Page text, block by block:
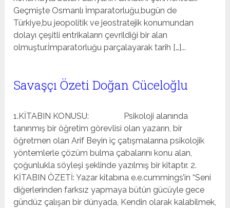
Geçmişte Osmanlı İmparatorluğu,bugün de
Türkiye,bu jeopolitik ve jeostratejik konumundan
dolayı çeşitli entrikaların çevrildiği bir alan
olmuştur.İmparatorluğu parçalayarak tarih […]...
Savaşçı Özeti Doğan Cüceloğlu
1.KİTABIN KONUSU: Psikoloji alanında
tanınmış bir öğretim görevlisi olan yazarın, bir
öğretmen olan Arif Beyin iç çatışmalarına psikolojik
yöntemlerle çözüm bulma çabalarını konu alan,
çoğunlukla söyleşi şeklinde yazılmış bir kitaptır. 2.
KİTABIN ÖZETİ: Yazar kitabına e.e.cummings’in “Seni
diğerlerinden farksız yapmaya bütün gücüyle gece
gündüz çalışan bir dünyada, Kendin olarak kalabilmek,